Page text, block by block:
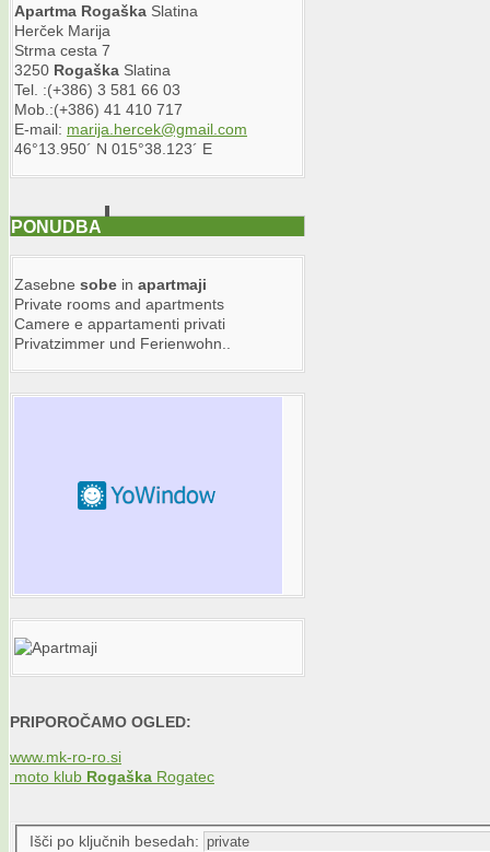
Apartma Rogaška Slatina
Herček Marija
Strma cesta 7
3250 Rogaška Slatina
Tel. :(+386) 3 581 66 03
Mob.:(+386) 41 410 717
E-mail: marija.hercek@gmail.com
46°13.950´ N 015°38.123´ E
PONUDBA
Zasebne sobe in apartmaji
Private rooms and apartments
Camere e appartamenti privati
Privatzimmer und Ferienwohn..
PRIPOROČAMO OGLED:
www.mk-ro-ro.si
moto klub Rogaška Rogatec
Išči po ključnih besedah: